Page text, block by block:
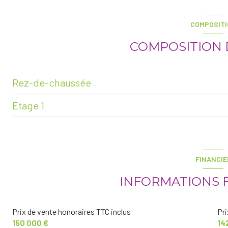
COMPOSITION
Rez-de-chaussée
entrée
Etage 1
salle d'eau
INFORMATIONS
Prix de vente honoraires TTC inclus
150 000 €